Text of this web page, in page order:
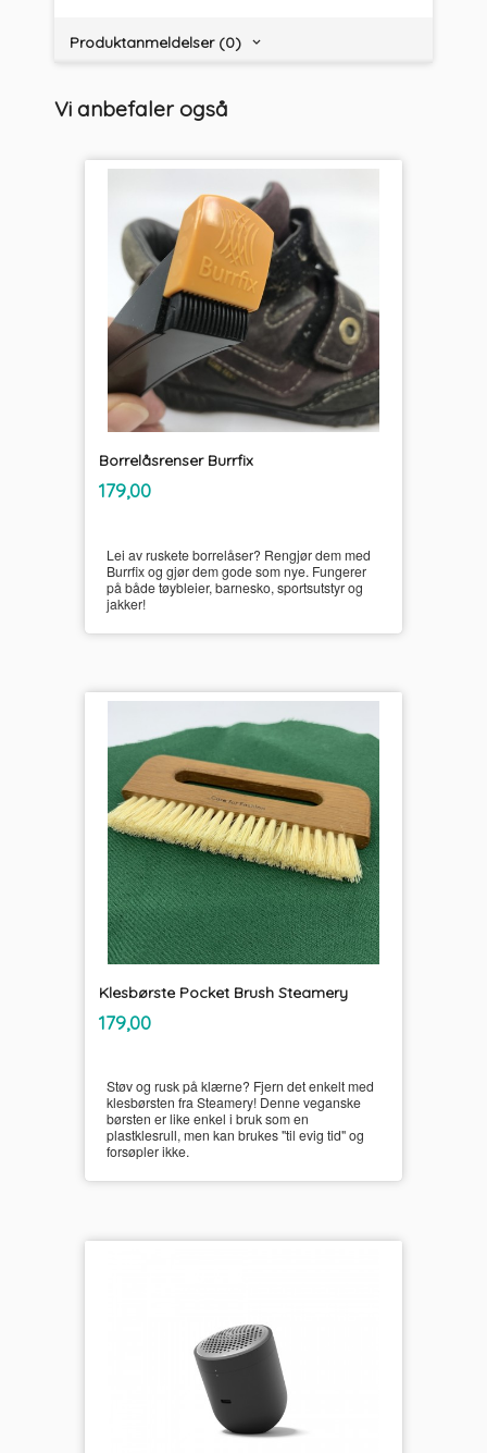
Produktanmeldelser (0)
Vi anbefaler også
Borrelåsrenser Burrfix
Pris
179,00inkl.
mva.
Lei av ruskete borrelåser? Rengjør dem med
Burrfix og gjør dem gode som nye. Fungerer
på både tøybleier, barnesko, sportsutstyr og
jakker!
Klesbørste Pocket Brush Steamery
Pris
179,00mva.
Støv og rusk på klærne? Fjern det enkelt med
klesbørsten fra Steamery! Denne veganske
børsten er like enkel i bruk som en
plastklesrull, men kan brukes "til evig tid" og
forsøpler ikke.